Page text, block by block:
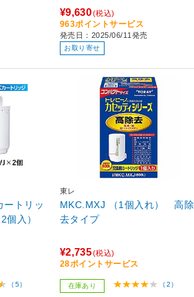
¥9,630(税込)
963ポイントサービス
発売日：2025/06/11発売
お取り寄せ
ートリッ
個入）
（5）
東レ
MKC.MXJ （1個入れ） 高除
去タイプ
¥2,735(税込)
28ポイントサービス
在庫あり （2）